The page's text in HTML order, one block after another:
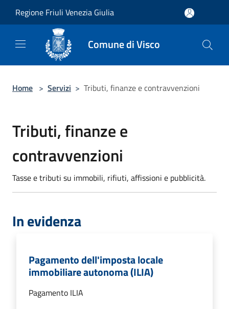
Regione Friuli Venezia Giulia
Comune di Visco
Home > Servizi > Tributi, finanze e contravvenzioni
Tributi, finanze e
contravvenzioni
Tasse e tributi su immobili, rifiuti, affissioni e pubblicità.
In evidenza
Pagamento dell'imposta locale
immobiliare autonoma (ILIA)
Pagamento ILIA